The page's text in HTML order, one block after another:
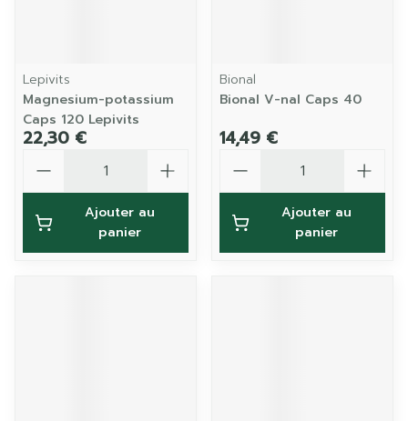
Lepivits
Magnesium-potassium
Caps 120 Lepivits
22,30 €
Ajouter au
panier
Bional
Bional V-nal Caps 40
14,49 €
Ajouter au
panier